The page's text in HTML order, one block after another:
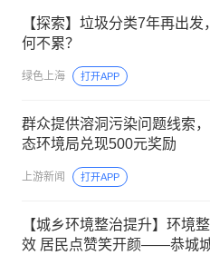
【探索】垃圾分类7年再出发
何不累？
绿色上海 打开APP
群众提供溶洞污染问题线索
态环境局兑现500元奖励
上游新闻 打开APP
【城乡环境整治提升】环境
效 居民点赞笑开颜——恭城